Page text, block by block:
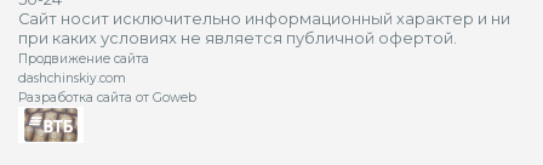
Сайт носит исключительно информационный характер и ни
при каких условиях не является публичной офертой.
Продвижение сайта
dashchinskiy.com
Разработка сайта от Goweb